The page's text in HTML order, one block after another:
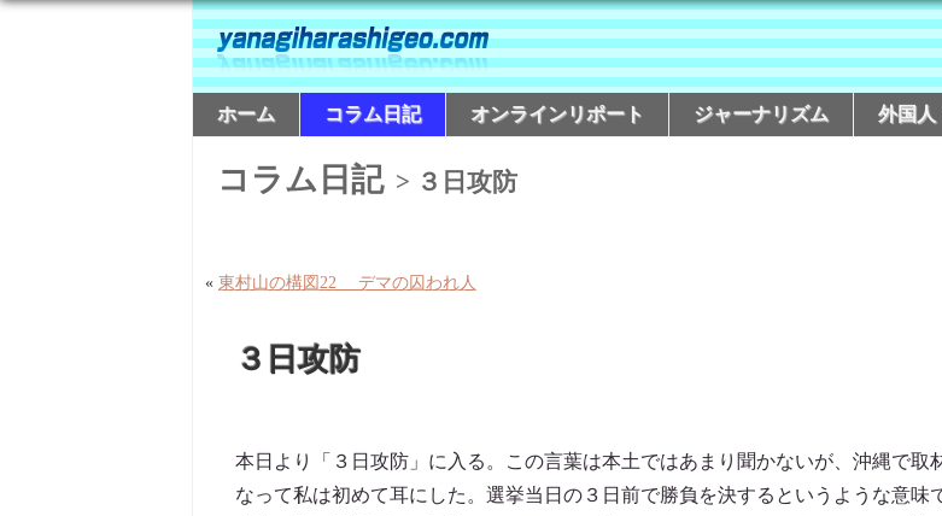
ホーム コラム日記 オンラインリポート ジャーナリズム 外国人
コラム日記> ３日攻防
« 東村山の構図22 デマの囚われ人
３日攻防
本日より「３日攻防」に入る。この言葉は本土ではあまり聞かないが、沖縄で取
なって私は初めて耳にした。選挙当日の３日前で勝負を決するというような意味